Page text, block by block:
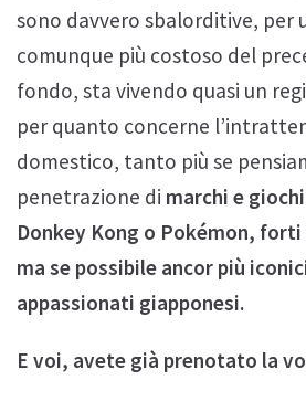
sono davvero sbalorditive, per
comunque più costoso del
fondo, sta vivendo quasi un
per quanto concerne
domestico, tanto più se
penetrazione di marchi e
Donkey Kong o Pokémon,
ma se possibile ancor più
appassionati giapponesi.
E voi, avete già prenotato la